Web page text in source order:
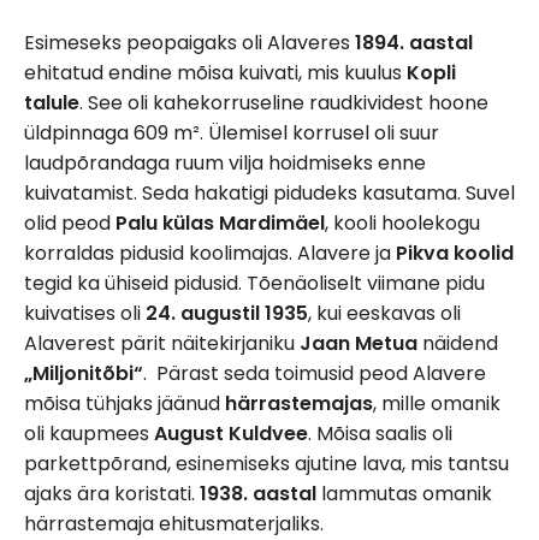
Esimeseks peopaigaks oli Alaveres 1894. aastal
ehitatud endine mõisa kuivati, mis kuulus Kopli
talule. See oli kahekorruseline raudkividest hoone
üldpinnaga 609 m². Ülemisel korrusel oli suur
laudpõrandaga ruum vilja hoidmiseks enne
kuivatamist. Seda hakatigi pidudeks kasutama. Suvel
olid peod Palu külas Mardimäel, kooli hoolekogu
korraldas pidusid koolimajas. Alavere ja Pikva koolid
tegid ka ühiseid pidusid. Tõenäoliselt viimane pidu
kuivatises oli 24. augustil 1935, kui eeskavas oli
Alaverest pärit näitekirjaniku Jaan Metua näidend
„Miljonitõbi“. Pärast seda toimusid peod Alavere
mõisa tühjaks jäänud härrastemajas, mille omanik
oli kaupmees August Kuldvee. Mõisa saalis oli
parkettpõrand, esinemiseks ajutine lava, mis tantsu
ajaks ära koristati. 1938. aastal lammutas omanik
härrastemaja ehitusmaterjaliks.